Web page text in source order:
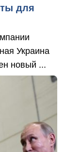
для
Украина
новый ...